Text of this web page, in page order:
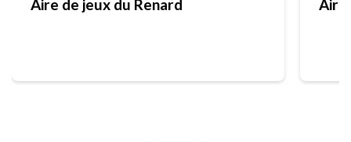
Aire de jeux du Renard Aire